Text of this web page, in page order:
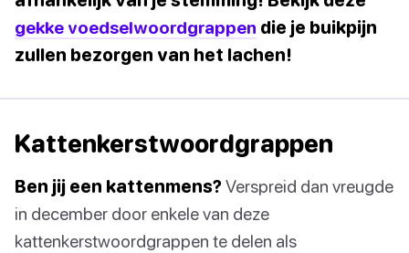
gekke voedselwoordgrappen die je buikpijn
zullen bezorgen van het lachen!
Kattenkerstwoordgrappen
Ben jij een kattenmens?Verspreid dan vreugde
in december door enkele van deze
kattenkerstwoordgrappen te delen als